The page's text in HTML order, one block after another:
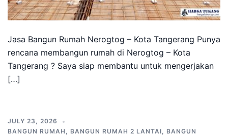
Jasa Bangun Rumah Nerogtog – Kota Tangerang Punya
rencana membangun rumah di Nerogtog – Kota
Tangerang ? Saya siap membantu untuk mengerjakan
[…]
JULY 23, 2026
BANGUN RUMAH , BANGUN RUMAH 2 LANTAI, BANGUN